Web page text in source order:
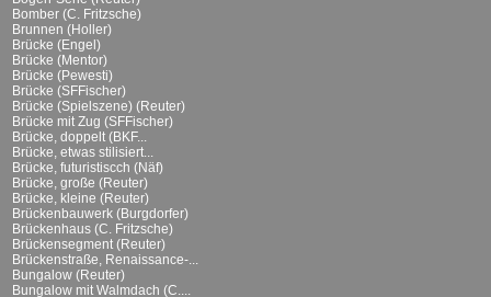
Bomber (C. Fritzsche)
Brunnen (Holler)
Brücke (Engel)
Brücke (Mentor)
Brücke (Pewesti)
Brücke (SFFischer)
Brücke (Spielszene) (Reuter)
Brücke mit Zug (SFFischer)
Brücke, doppelt (BKF...
Brücke, etwas stilisiert...
Brücke, futuristiscch (Näf)
Brücke, große (Reuter)
Brücke, kleine (Reuter)
Brückenbauwerk (Burgdorfer)
Brückenhaus (C. Fritzsche)
Brückensegment (Reuter)
Brückenstraße, Renaissance-...
Bungalow (Reuter)
Bungalow mit Walmdach (C....